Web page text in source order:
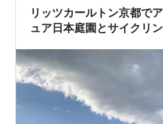
リッツカールトン京都で
ュア日本庭園とサイクリ